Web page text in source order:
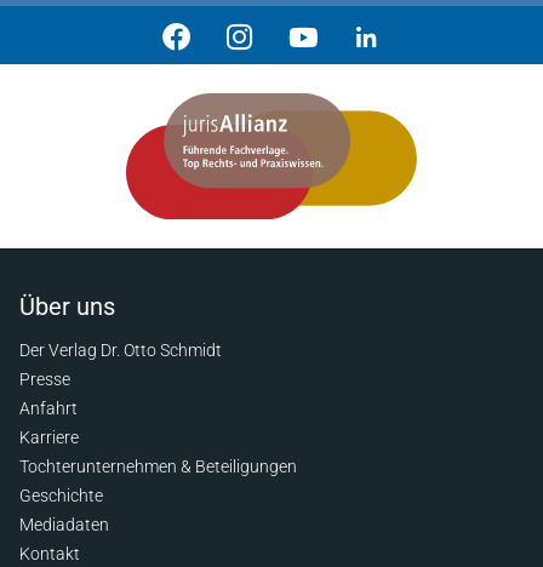
Über uns
Der Verlag Dr. Otto Schmidt
Presse
Anfahrt
Karriere
Tochterunternehmen & Beteiligungen
Geschichte
Mediadaten
Kontakt